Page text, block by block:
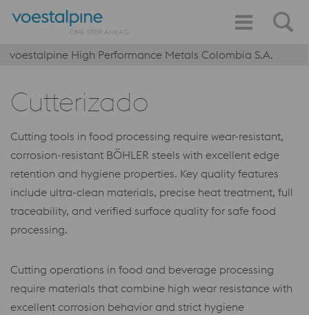
voestalpine High Performance Metals Colombia S.A.
Cutterizado
Cutting tools in food processing require wear-resistant,
corrosion-resistant BÖHLER steels with excellent edge
retention and hygiene properties. Key quality features
include ultra-clean materials, precise heat treatment, full
traceability, and verified surface quality for safe food
processing.
Cutting operations in food and beverage processing
require materials that combine high wear resistance with
excellent corrosion behavior and strict hygiene